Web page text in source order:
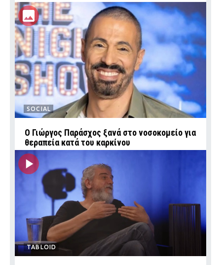
SOCIAL
O Γιώργος Παράσχος ξανά στο νοσοκομείο για
θεραπεία κατά του καρκίνου
TABLOID